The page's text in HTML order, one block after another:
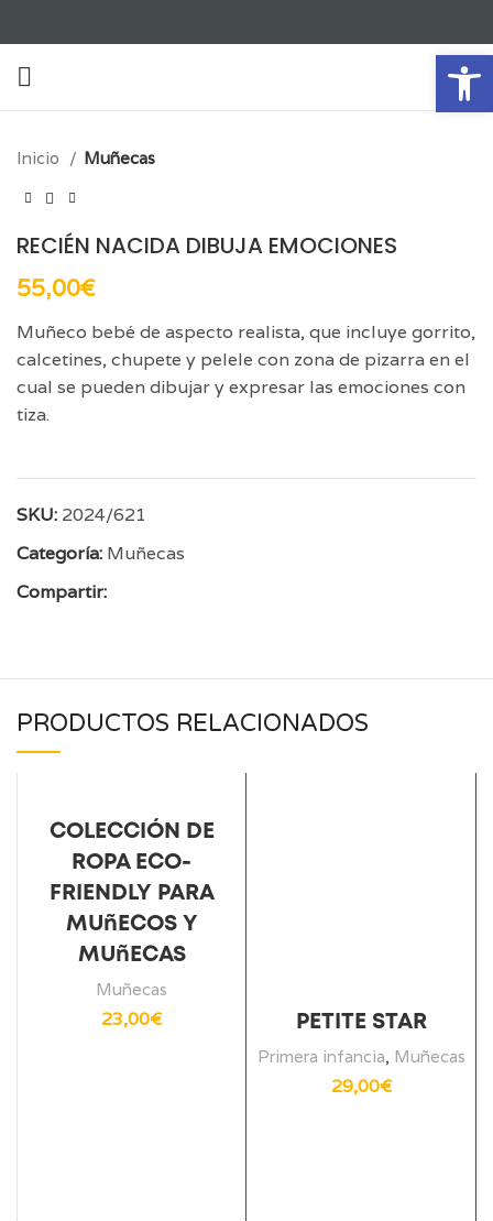
Inicio Muñecas
RECIÉN NACIDA DIBUJA EMOCIONES
55,00€
Muñeco bebé de aspecto realista, que incluye gorrito,
calcetines, chupete y pelele con zona de pizarra en el
cual se pueden dibujar y expresar las emociones con
tiza.
SKU: 2024/621
Categoría: Muñecas
Compartir:
PRODUCTOS RELACIONADOS
COLECCIÓN DE
ROPA ECO-
FRIENDLY PARA
MUñECOS Y
MUñECAS
Muñecas
23,00€
PETITE STAR
Primera infancia, Muñecas
29,00€